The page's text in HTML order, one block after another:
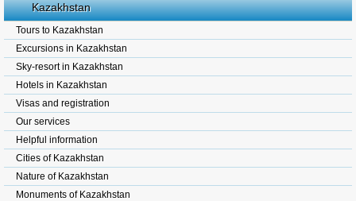
Kazakhstan
Tours to Kazakhstan
Excursions in Kazakhstan
Sky-resort in Kazakhstan
Hotels in Kazakhstan
Visas and registration
Our services
Helpful information
Cities of Kazakhstan
Nature of Kazakhstan
Monuments of Kazakhstan